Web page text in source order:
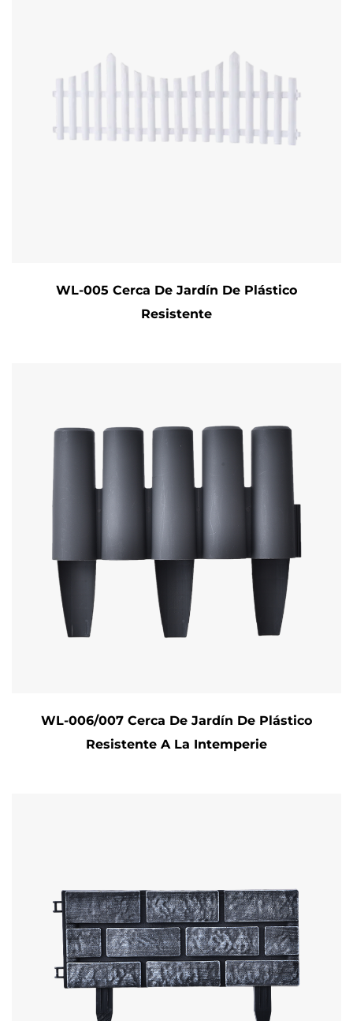
WL-005 Cerca De Jardín De Plástico
Resistente
WL-006/007 Cerca De Jardín De Plástico
Resistente A La Intemperie